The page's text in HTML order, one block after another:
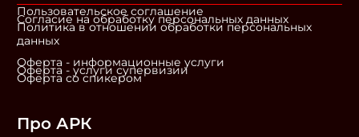
Пользовательское соглашение
Согласие на обработку персональных данных
Политика в отношении обработки персональных
данных
Оферта - информационные услуги
Оферта - услуги супервизии
Оферта со спикером
Про АРК